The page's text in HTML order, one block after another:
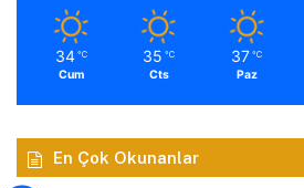
34 ℃
Cum
35 ℃
Cts
37 ℃
Paz
En Çok Okunanlar